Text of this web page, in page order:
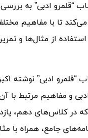
“قلمرو ادبی” به
تا با مفاهیم
از مثال‌ها و
“قلمرو ادبی” نوشته
و مفاهیم مرتبط با
که در کلاس‌های دهم،
جامع، همراه با